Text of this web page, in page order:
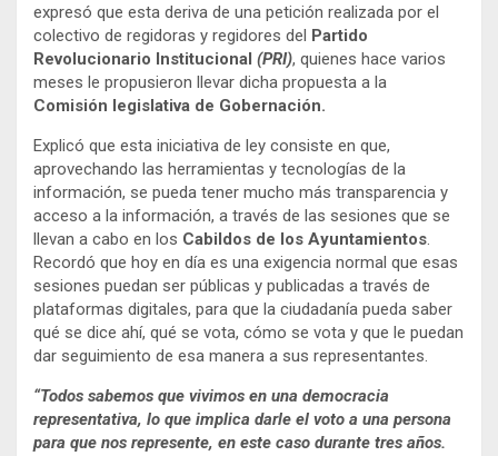
expresó que esta deriva de una petición realizada por el
colectivo de regidoras y regidores del Partido
Revolucionario Institucional (PRI), quienes hace varios
meses le propusieron llevar dicha propuesta a la
Comisión legislativa de Gobernación.
Explicó que esta iniciativa de ley consiste en que,
aprovechando las herramientas y tecnologías de la
información, se pueda tener mucho más transparencia y
acceso a la información, a través de las sesiones que se
llevan a cabo en los Cabildos de los Ayuntamientos.
Recordó que hoy en día es una exigencia normal que esas
sesiones puedan ser públicas y publicadas a través de
plataformas digitales, para que la ciudadanía pueda saber
qué se dice ahí, qué se vota, cómo se vota y que le puedan
dar seguimiento de esa manera a sus representantes.
“Todos sabemos que vivimos en una democracia
representativa, lo que implica darle el voto a una persona
para que nos represente, en este caso durante tres años.